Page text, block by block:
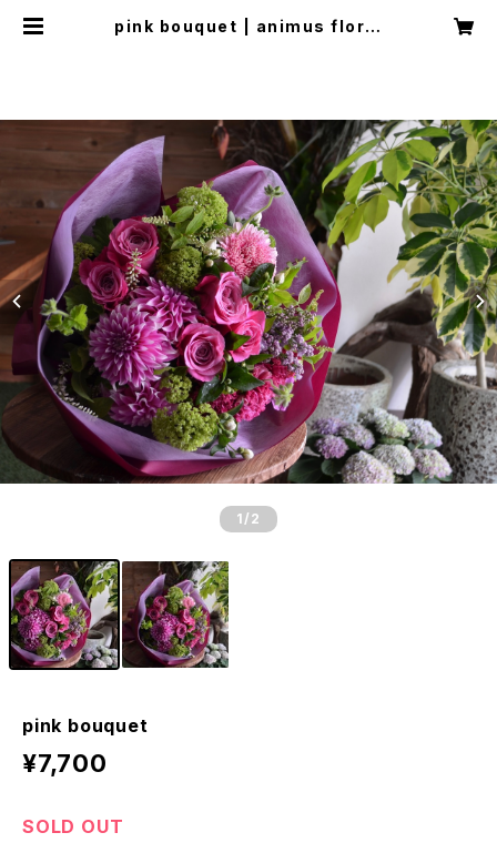
pink bouquet | animus floral
1 /2
pink bouquet
¥7,700
SOLD OUT